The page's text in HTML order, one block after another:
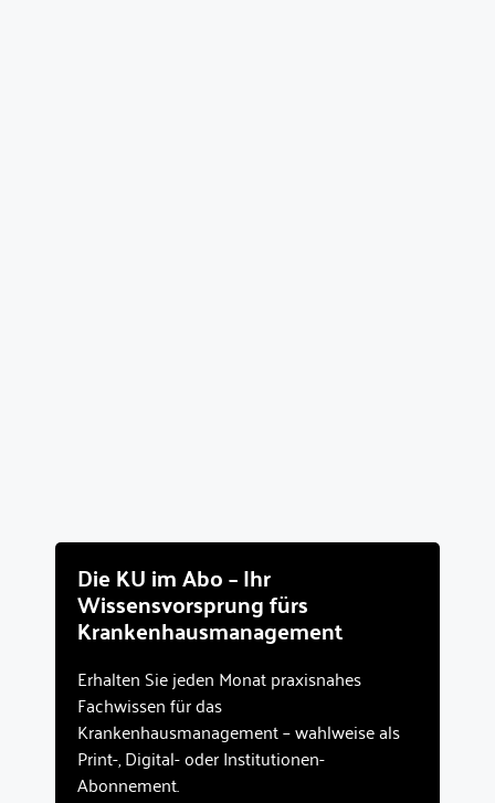
Die KU im Abo – Ihr
Wissensvorsprung fürs
Krankenhausmanagement
Erhalten Sie jeden Monat praxisnahes
Fachwissen für das
Krankenhausmanagement – wahlweise als
Print-, Digital- oder Institutionen-
Abonnement.